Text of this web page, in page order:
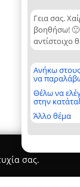
Γεια σας.
βοηθήσω! 🙂
αντίστοιχο
Ανήκω στους
να
Θέλω να
στην
Άλλο θέμα
σας.